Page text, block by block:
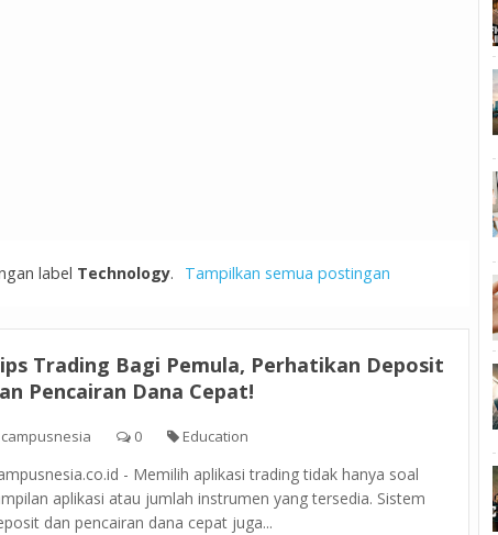
label Technology. Tampilkan semua postingan
Trading Bagi Pemula, Perhatikan Deposit
Pencairan Dana Cepat!
campusnesia 0 Education
- Memilih aplikasi trading tidak hanya soal
aplikasi atau jumlah instrumen yang tersedia. Sistem
dan pencairan dana cepat juga...